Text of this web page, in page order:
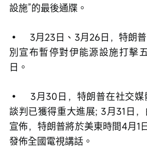
設施”的最後通牒。
•	3月23日、3月26日，特朗普兩次踩下剎車，分
別宣布暫停對伊能源設施打擊
日。
•	3月30日，特朗普在社交媒體宣佈與伊朗方面
談判已獲得重大進展; 3月31日
宣佈，特朗普將於美東時間4月1
發佈全國電視講話。